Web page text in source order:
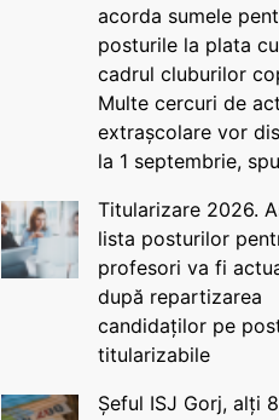
acorda sumele
posturile la plata
cadrul cluburilor
Multe cercuri de
extrașcolare vor
la 1 septembrie,
Titularizare 2026.
lista posturilor
profesori va fi
după repartizarea
candidaților pe
titularizabile
Șeful ISJ Gorj, alți 8